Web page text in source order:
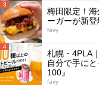
3
梅田限定！
ーガーが新登
favy
4
札幌・4PLA
自分で手に
100』
favy